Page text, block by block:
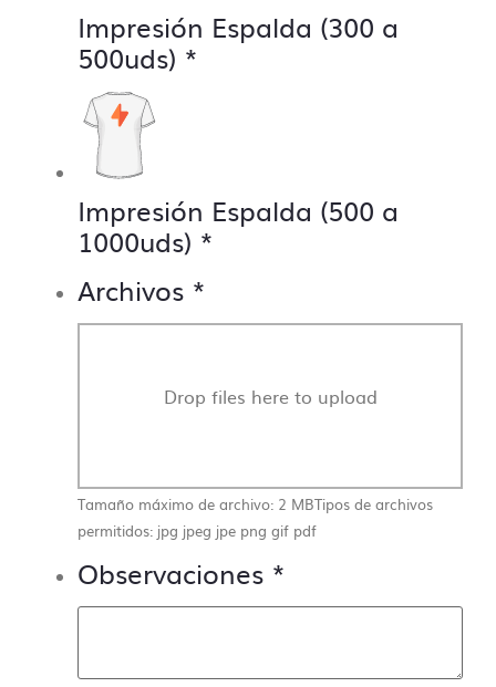
Impresión Espalda (300 a
500uds) *
Impresión Espalda (500 a
1000uds) *
Archivos *
Drop files here to upload
Tamaño máximo de archivo: 2 MBTipos de archivos
permitidos: jpg jpeg jpe png gif pdf
Observaciones *